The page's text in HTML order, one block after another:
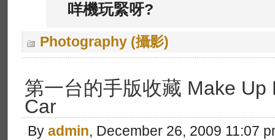
咩機玩緊呀?
Photography (攝影)
第一台的手版收藏 Make Up
Car
By admin, December 26, 2009 11:07